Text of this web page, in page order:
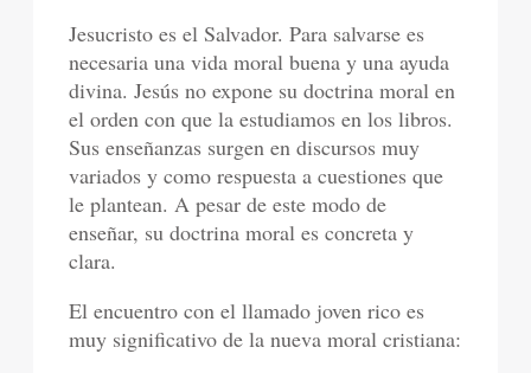
Jesucristo es el Salvador. Para salvarse es
necesaria una vida moral buena y una ayuda
divina. Jesús no expone su doctrina moral en
el orden con que la estudiamos en los libros.
Sus enseñanzas surgen en discursos muy
variados y como respuesta a cuestiones que
le plantean. A pesar de este modo de
enseñar, su doctrina moral es concreta y
clara.
El encuentro con el llamado joven rico es
muy significativo de la nueva moral cristiana: